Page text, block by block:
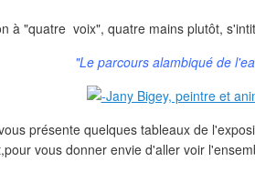
à "quatre voix", quatre mains plutôt,
"Le parcours alambiqué de
présente quelques tableaux de
vous donner envie d'aller voir